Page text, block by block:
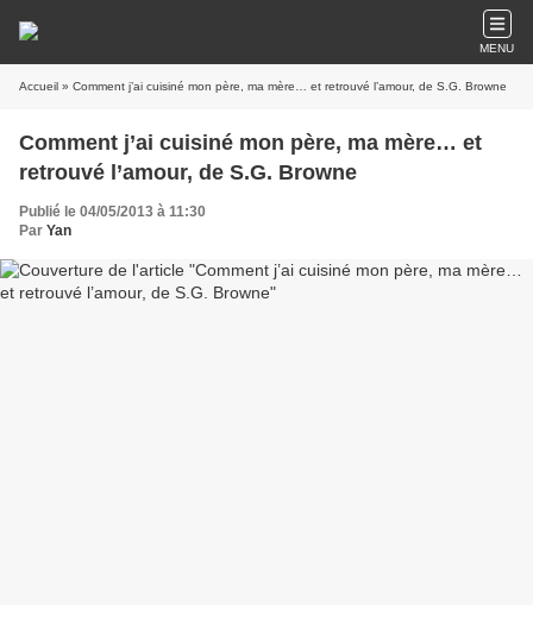
MENU
Accueil » Comment j’ai cuisiné mon père, ma mère… et retrouvé l’amour, de S.G. Browne
Comment j’ai cuisiné mon père, ma mère… et
retrouvé l’amour, de S.G. Browne
Publié le 04/05/2013 à 11:30
Par Yan